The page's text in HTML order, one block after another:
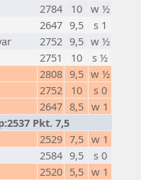
2784 10 w ½
2647 9,5
s 1
2752 9,5 w ½
2751 10
s ½
2808 9,5 w ½
2752 10
s 0
2647 8,5 w 1
Pkt. 7,5
2529 7,5 w 1
2584 9,5
s 0
2520 5,5 w 1